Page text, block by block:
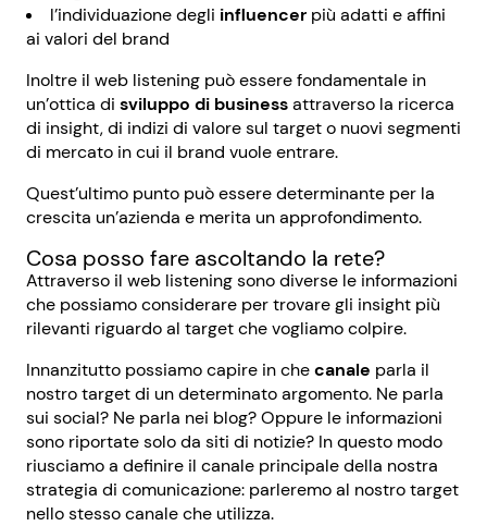
l’individuazione degli influencer più adatti e affini
ai valori del brand
Inoltre il web listening può essere fondamentale in
un’ottica di sviluppo di businessattraverso la ricerca
di insight, di indizi di valore sul target o nuovi segmenti
di mercato in cui il brand vuole entrare.
Quest’ultimo punto può essere determinante per la
crescita un’azienda e merita un approfondimento.
Cosa posso fare ascoltando la rete?
Attraverso il web listening sono diverse le informazioni
che possiamo considerare per trovare gli insight più
rilevanti riguardo al target che vogliamo colpire.
Innanzitutto possiamo capire in checanale parla il
nostro target di un determinato argomento. Ne parla
sui social? Ne parla nei blog? Oppure le informazioni
sono riportate solo da siti di notizie? In questo modo
riusciamo a definire il canale principale della nostra
strategia di comunicazione: parleremo al nostro target
nello stesso canale che utilizza.